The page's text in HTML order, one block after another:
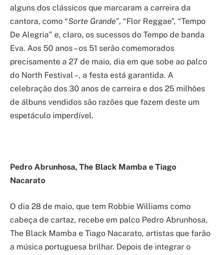
alguns dos clássicos que marcaram a carreira da
cantora, como “Sorte Grande”, “Flor Reggae”, “Tempo
De Alegria” e, claro, os sucessos do Tempo de banda
Eva. Aos 50 anos – os 51 serão comemorados
precisamente a 27 de maio, dia em que sobe ao palco
do North Festival –, a festa está garantida. A
celebração dos 30 anos de carreira e dos 25 milhões
de álbuns vendidos são razões que fazem deste um
espetáculo imperdível.
Pedro Abrunhosa, The Black Mamba e Tiago
Nacarato
O dia 28 de maio, que tem Robbie Williams como
cabeça de cartaz, recebe em palco Pedro Abrunhosa,
The Black Mamba e Tiago Nacarato, artistas que farão
a música portuguesa brilhar. Depois de integrar o